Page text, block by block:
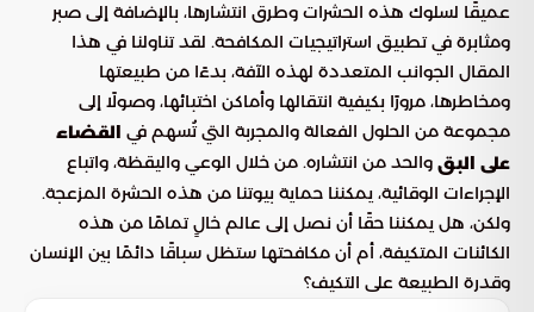
عميقًا لسلوك هذه الحشرات وطرق انتشارها، بالإضافة إلى صبر
ومثابرة في تطبيق استراتيجيات المكافحة. لقد تناولنا في هذا
المقال الجوانب المتعددة لهذه الآفة، بدءًا من طبيعتها
ومخاطرها، مرورًا بكيفية انتقالها وأماكن اختبائها، وصولًا إلى
مجموعة من الحلول الفعالة والمجربة التي تُسهم في القضاء
على البق والحد من انتشاره. من خلال الوعي واليقظة، واتباع
الإجراءات الوقائية، يمكننا حماية بيوتنا من هذه الحشرة المزعجة.
ولكن، هل يمكننا حقًا أن نصل إلى عالم خالٍ تمامًا من هذه
الكائنات المتكيفة، أم أن مكافحتها ستظل سباقًا دائمًا بين الإنسان
وقدرة الطبيعة على التكيف؟